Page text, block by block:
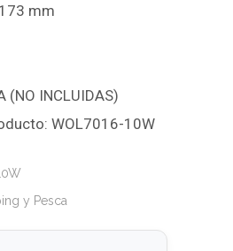
mm
(NO INCLUIDAS)
WOL7016-10W
y Pesca